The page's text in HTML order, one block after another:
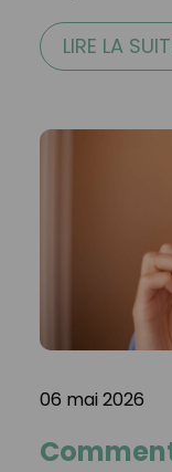
LIRE LA
06 mai 2026